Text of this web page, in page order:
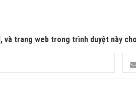
và trang web trong trình duyệt này